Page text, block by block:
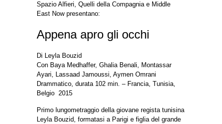
Spazio Alfieri, Quelli della Compagnia e Middle
East Now presentano:
Appena apro gli occhi
Di Leyla Bouzid
Con Baya Medhaffer, Ghalia Benali, Montassar
Ayari, Lassaad Jamoussi, Aymen Omrani
Drammatico, durata 102 min. – Francia, Tunisia,
Belgio 2015
Primo lungometraggio della giovane regista tunisina
Leyla Bouzid, formatasi a Parigi e figlia del grande